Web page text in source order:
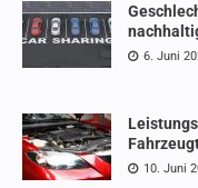
6. Juni
10. Juni